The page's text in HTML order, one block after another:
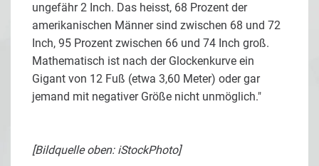
ungefähr 2 Inch. Das heisst, 68 Prozent der
amerikanischen Männer sind zwischen 68 und 72
Inch, 95 Prozent zwischen 66 und 74 Inch groß.
Mathematisch ist nach der Glockenkurve ein
Gigant von 12 Fuß (etwa 3,60 Meter) oder gar
jemand mit negativer Größe nicht unmöglich."
[Bildquelle oben: iStockPhoto]